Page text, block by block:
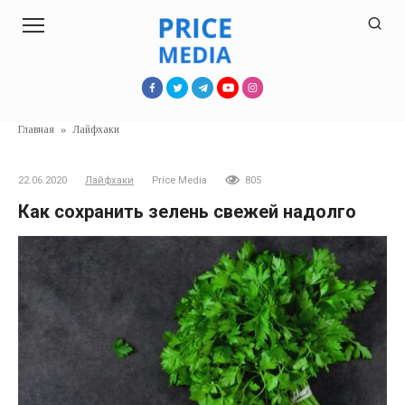
Главная » Лайфхаки
22.06.2020 Лайфхаки Price Media 805
Как сохранить зелень свежей надолго